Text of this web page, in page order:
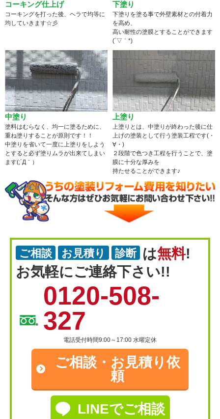
コーキング仕上げ
コーキングを打った後、ヘラで均等に
均していきます☆彡
下塗り
下塗りを塗る事で外壁素材との付着力
を高め、
高い耐性の塗膜とすることができます
(´▽｀*)
中塗り
塗料はむらなく、均一に塗るために、
重ね塗りすることが原則です！！
中塗りを省いて一度に上塗りをしよう
とすると必ず塗りムラが出来てしまい
ます(;´Д｀）
上塗り
上塗りとは、中塗りが終わった後に仕
上げの塗装として行う塗装工程です(・
∀・)
２段階で色つき工程を行うことで、塗
膜に十分な厚みを
持たせることができます♪
ご相談 お見積り 診断 は無料!
お気軽にご連絡下さい!!
0120-508-
327
電話受付時間9:00～17:00 水曜定休
ご相談・ お見積り依
頼
LINEでご相談